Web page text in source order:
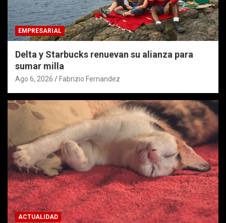
EMPRESARIAL
Delta y Starbucks renuevan su alianza para
sumar milla
Ago 6, 2026 Fabrizio Fernandez
ACTUALIDAD